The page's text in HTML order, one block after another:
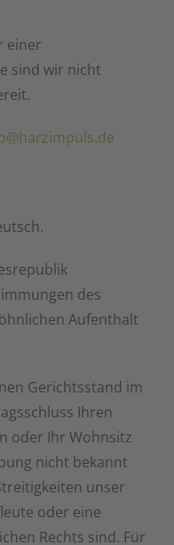
einer
sind wir nicht
des
Aufenthalt
Gerichtsstand im
Ihren
oder Ihr Wohnsitz
nicht bekannt
unser
oder eine
Rechts sind. Für